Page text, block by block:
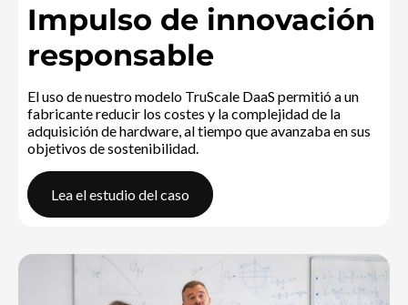
Impulso de innovación
responsable
El uso de nuestro modelo TruScale DaaS permitió a un
fabricante reducir los costes y la complejidad de la
adquisición de hardware, al tiempo que avanzaba en sus
objetivos de sostenibilidad.
Lea el estudio del caso